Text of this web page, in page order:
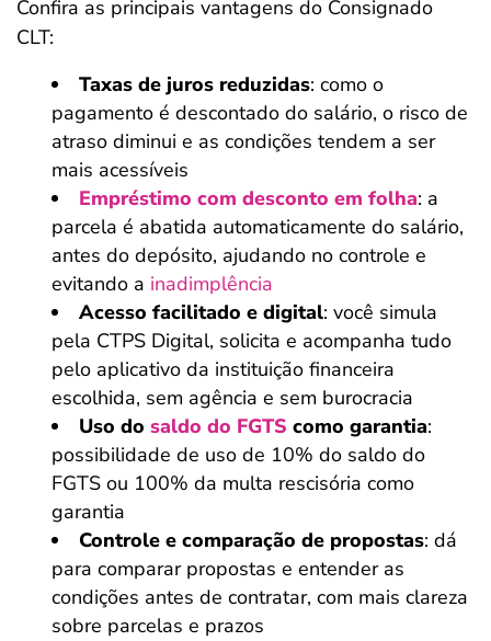
Confira as principais vantagens do Consignado
CLT:
Taxas de juros reduzidas: como o
pagamento é descontado do salário, o risco de
atraso diminui e as condições tendem a ser
mais acessíveis
Empréstimo com desconto em folha: a
parcela é abatida automaticamente do salário,
antes do depósito, ajudando no controle e
evitando a inadimplência
Acesso facilitado e digital: você simula
pela CTPS Digital, solicita e acompanha tudo
pelo aplicativo da instituição financeira
escolhida, sem agência e sem burocracia
Uso do saldo do FGTS como garantia:
possibilidade de uso de 10% do saldo do
FGTS ou 100% da multa rescisória como
garantia
Controle e comparação de propostas: dá
para comparar propostas e entender as
condições antes de contratar, com mais clareza
sobre parcelas e prazos